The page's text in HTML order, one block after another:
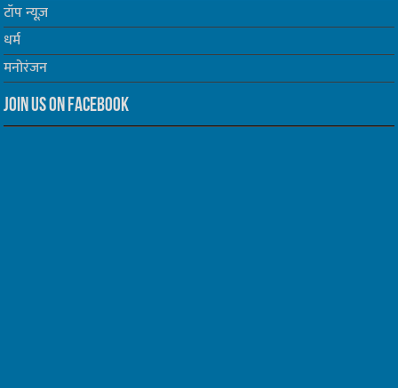
टॉप न्यूज़
धर्म
मनोरंजन
Join us on Facebook